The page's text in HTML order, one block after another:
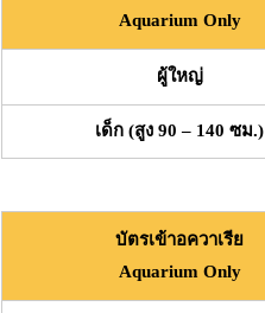
Aquarium Only
ผู้ใหญ่
เด็ก (สูง 90 – 140 ซม.)
บัตรเข้าอควาเรีย
Aquarium Only